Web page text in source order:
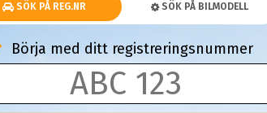
SÖK PÅ REG.NR SÖK PÅ BILMODELL
Börja med ditt registreringsnummer